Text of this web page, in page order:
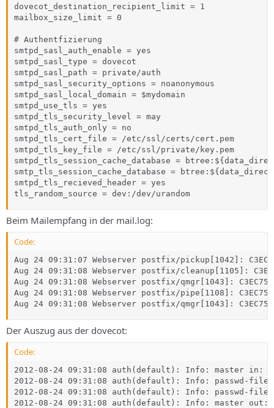
dovecot_destination_recipient_limit = 1
mailbox_size_limit = 0
# Authentfizierung
smtpd_sasl_auth_enable = yes
smtpd_sasl_type = dovecot
smtpd_sasl_path = private/auth
smtpd_sasl_security_options = noanonymous
smtpd_sasl_local_domain = $mydomain
smtpd_use_tls = yes
smtpd_tls_security_level = may
smtpd_tls_auth_only = no
smtpd_tls_cert_file = /etc/ssl/certs/cert.pem
smtpd_tls_key_file = /etc/ssl/private/key.pem
smtpd_tls_session_cache_database =
smtp_tls_session_cache_database =
smtpd_tls_recieved_header = yes
tls_random_source = dev:/dev/urandom
Beim Mailempfang in der mail.log:
Code:
Aug 24 09:31:07 Webserver postfix/pickup[1042]:
Aug 24 09:31:08 Webserver postfix/cleanup[1105]:
Aug 24 09:31:08 Webserver postfix/qmgr[1043]:
Aug 24 09:31:08 Webserver postfix/pipe[1108]:
Aug 24 09:31:08 Webserver postfix/qmgr[1043]:
Der Auszug aus der dovecot:
Code:
2012-08-24 09:31:08 auth(default): Info: master in:
2012-08-24 09:31:08 auth(default): Info: passwd-file
2012-08-24 09:31:08 auth(default): Info: passwd-
2012-08-24 09:31:08 auth(default): Info: master